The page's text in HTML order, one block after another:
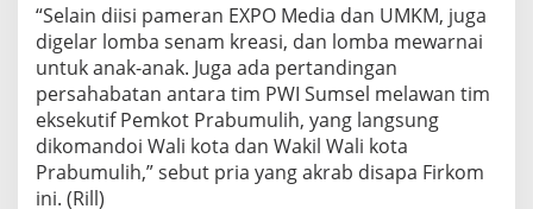
“Selain diisi pameran EXPO Media dan UMKM, juga
digelar lomba senam kreasi, dan lomba mewarnai
untuk anak-anak. Juga ada pertandingan
persahabatan antara tim PWI Sumsel melawan tim
eksekutif Pemkot Prabumulih, yang langsung
dikomandoi Wali kota dan Wakil Wali kota
Prabumulih,” sebut pria yang akrab disapa Firkom
ini. (Rill)